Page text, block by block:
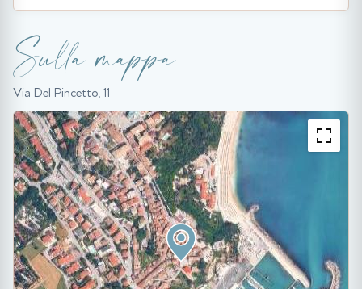
Sulla mappa
Via Del Pincetto, 11